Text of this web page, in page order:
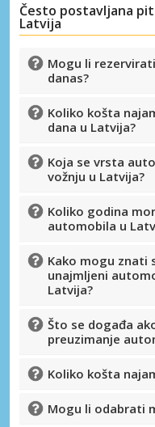
Pristupite
dobavljača
Često postavljana
Latvija
Mogu li
danas?
Koliko košta
dana u Latvija?
Koja se vrsta
vožnju u Latvija?
Koliko godina
automobila u
Kako mogu znati
unajmljeni
Latvija?
Što se događa
preuzimanje
Koliko košta
Mogu li odabrati